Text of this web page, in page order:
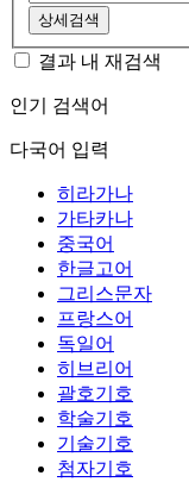
상세검색
결과 내 재검색
인기 검색어
다국어 입력
히라가나
가타카나
중국어
한글고어
그리스문자
프랑스어
독일어
히브리어
괄호기호
학술기호
기술기호
첨자기호